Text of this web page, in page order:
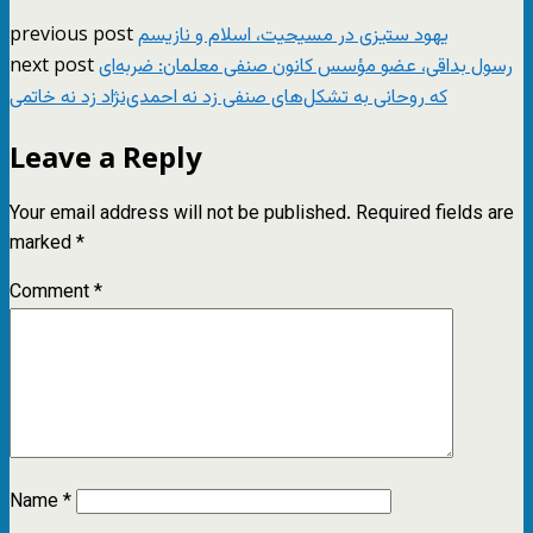
previous postیهود ستیزی در مسیحیت، اسلام و نازیسم
next postرسول بداقی، عضو مؤسس کانون صنفی معلمان: ضربه‌ای
که روحانی به تشکل‌های صنفی زد نه احمدی‌نژاد زد نه خاتمی
Leave a Reply
Your email address will not be published. Required fields are
marked*
Comment*
Name*